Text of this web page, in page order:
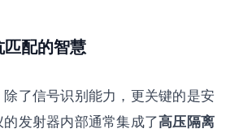
配的智慧
了信号识别能力，更关键的是安
发射器内部通常集成了高压隔离